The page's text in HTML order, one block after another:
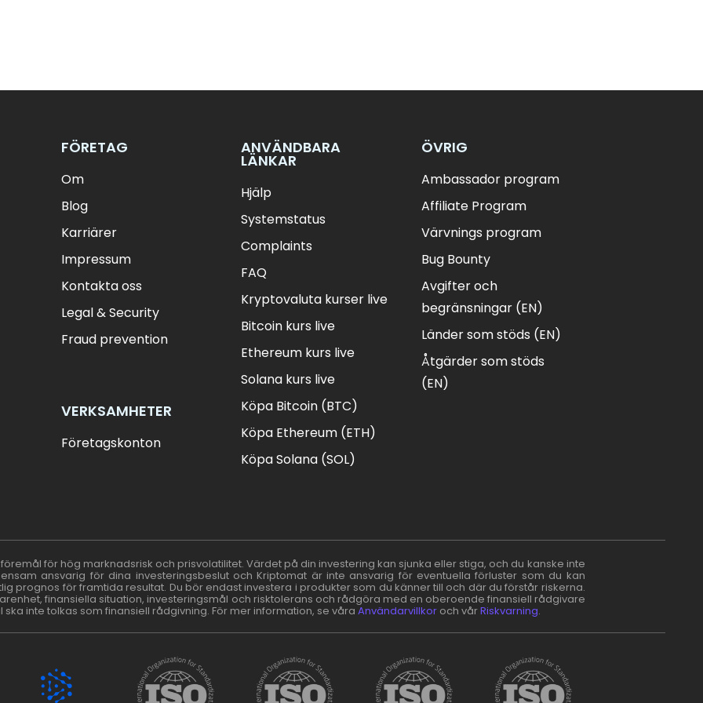
FÖRETAG
Om
Blog
Karriärer
Impressum
Kontakta oss
Legal & Security
Fraud prevention
VERKSAMHETER
Företagskonton
ANVÄNDBARA
LÄNKAR
Hjälp
Systemstatus
Complaints
FAQ
Kryptovaluta kurser live
Bitcoin kurs live
Ethereum kurs live
Solana kurs live
Köpa Bitcoin (BTC)
Köpa Ethereum (ETH)
Köpa Solana (SOL)
ÖVRIG
Ambassador program
Affiliate Program
Värvnings program
Bug Bounty
Avgifter och
begränsningar (EN)
Länder som stöds (EN)
Åtgärder som stöds
(EN)
för hög marknadsrisk och prisvolatilitet. Värdet på din investering kan sjunka eller stiga, och du kanske inte
ansvarig för dina investeringsbeslut och Kriptomat är inte ansvarig för eventuella förluster som du kan
prognos för framtida resultat. Du bör endast investera i produkter som du känner till och där du förstår riskerna.
finansiella situation, investeringsmål och risktolerans och rådgöra med en oberoende finansiell rådgivare
inte tolkas som finansiell rådgivning. För mer information, se våraAnvändarvillkor och vårRiskvarning.